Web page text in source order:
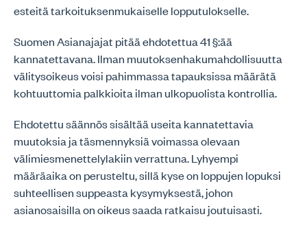
esteitä tarkoituksenmukaiselle lopputulokselle.
Suomen Asianajajat pitää ehdotettua 41 §:ää
kannatettavana. Ilman muutoksenhakumahdollisuutta
välitysoikeus voisi pahimmassa tapauksissa määrätä
kohtuuttomia palkkioita ilman ulkopuolista kontrollia.
Ehdotettu säännös sisältää useita kannatettavia
muutoksia ja täsmennyksiä voimassa olevaan
välimiesmenettelylakiin verrattuna. Lyhyempi
määräaika on perusteltu, sillä kyse on loppujen lopuksi
suhteellisen suppeasta kysymyksestä, johon
asianosaisilla on oikeus saada ratkaisu joutuisasti.